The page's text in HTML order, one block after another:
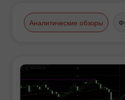
Аналитические обзоры